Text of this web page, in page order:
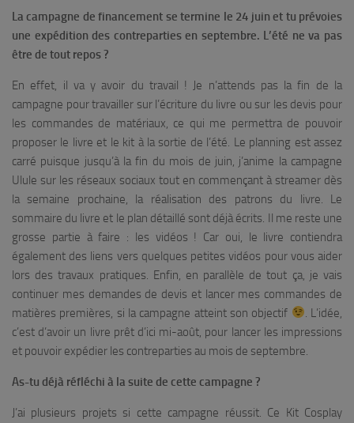
La campagne de financement se termine le 24 juin et tu prévoies
une expédition des contreparties en septembre. L’été ne va pas
être de tout repos ?
En effet, il va y avoir du travail ! Je n’attends pas la fin de la
campagne pour travailler sur l’écriture du livre ou sur les devis pour
les commandes de matériaux, ce qui me permettra de pouvoir
proposer le livre et le kit à la sortie de l’été. Le planning est assez
carré puisque jusqu’à la fin du mois de juin, j’anime la campagne
Ulule sur les réseaux sociaux tout en commençant à streamer dès
la semaine prochaine, la réalisation des patrons du livre. Le
sommaire du livre et le plan détaillé sont déjà écrits. Il me reste une
grosse partie à faire : les vidéos ! Car oui, le livre contiendra
également des liens vers quelques petites vidéos pour vous aider
lors des travaux pratiques. Enfin, en parallèle de tout ça, je vais
continuer mes demandes de devis et lancer mes commandes de
matières premières, si la campagne atteint son objectif
. L’idée,
c’est d’avoir un livre prêt d’ici mi-août, pour lancer les impressions
et pouvoir expédier les contreparties au mois de septembre.
As-tu déjà réfléchi à la suite de cette campagne ?
J’ai plusieurs projets si cette campagne réussit. Ce Kit Cosplay